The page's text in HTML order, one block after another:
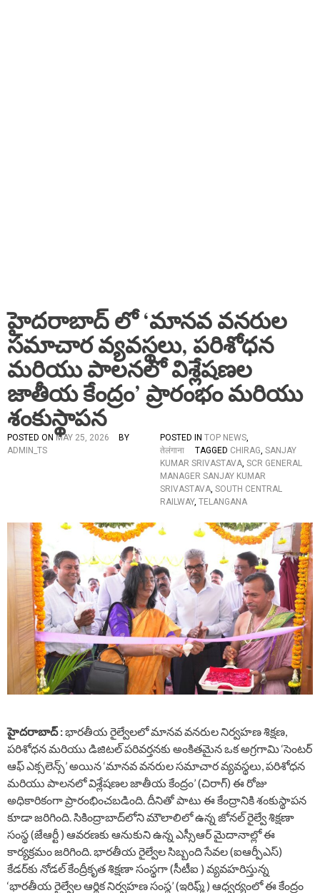
హైదరాబాద్ లో ‘మానవ వనరుల
సమాచార వ్యవస్థలు, పరిశోధన
మరియు పాలనలో విశ్లేషణల
జాతీయ కేంద్రం’ ప్రారంభం మరియు
శంకుస్థాపన
POSTED ONMAY 25, 2026
BY
ADMIN_TS
POSTED IN TOP NEWS,
तेलंगाना
TAGGED CHIRAG, SANJAY
KUMAR SRIVASTAVA, SCR GENERAL
MANAGER SANJAY KUMAR
SRIVASTAVA, SOUTH CENTRAL
RAILWAY, TELANGANA
హైదరాబాద్ :భారతీయ రైల్వేలలో మానవ వనరుల నిర్వహణ శిక్షణ,
పరిశోధన మరియు డిజిటల్ పరివర్తనకు అంకితమైన ఒక అగ్రగామి ‘సెంటర్
ఆఫ్ ఎక్సలెన్స్’ అయిన ‘మానవ వనరుల సమాచార వ్యవస్థలు, పరిశోధన
మరియు పాలనలో విశ్లేషణల జాతీయ కేంద్రం’ (చిరాగ్) ఈ రోజు
అధికారికంగా ప్రారంభించబడింది. దీనితో పాటు ఈ కేంద్రానికి శంకుస్థాపన
కూడా జరిగింది. సికింద్రాబాద్‌లోని మౌలాలిలో ఉన్న జోనల్ రైల్వే శిక్షణా
సంస్థ (జేఆర్టీ ) ఆవరణకు ఆనుకుని ఉన్న ఎస్సీఆర్ మైదానాల్లో ఈ
కార్యక్రమం జరిగింది. భారతీయ రైల్వేల సిబ్బంది సేవల (ఐఆర్పీఎస్)
కేడర్‌కు నోడల్ కేంద్రీకృత శిక్షణా సంస్థగా (సీటీఐ ) వ్యవహరిస్తున్న
‘భారతీయ రైల్వేల ఆర్థిక నిర్వహణ సంస్థ’ (ఇరిఫ్మ్ ) ఆధ్వర్యంలో ఈ కేంద్రం